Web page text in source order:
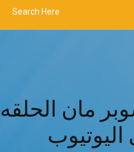
مان الحلقه
اليوتيوب